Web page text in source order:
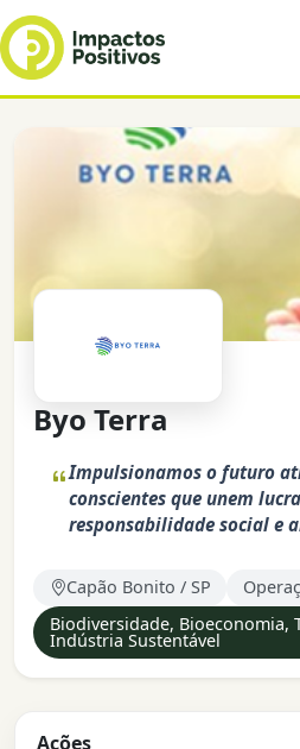
Byo Terra
Impulsionamos o futuro
conscientes que unem
responsabilidade social e
Capão Bonito / SP
Biodiversidade, Bioeconomia,
Indústria Sustentável
Ações